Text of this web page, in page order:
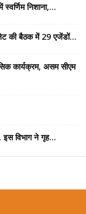
निशाना,...
की बैठक में 29 एजेंडों...
कार्यक्रम, असम सीएम
इस विभाग ने गृह...